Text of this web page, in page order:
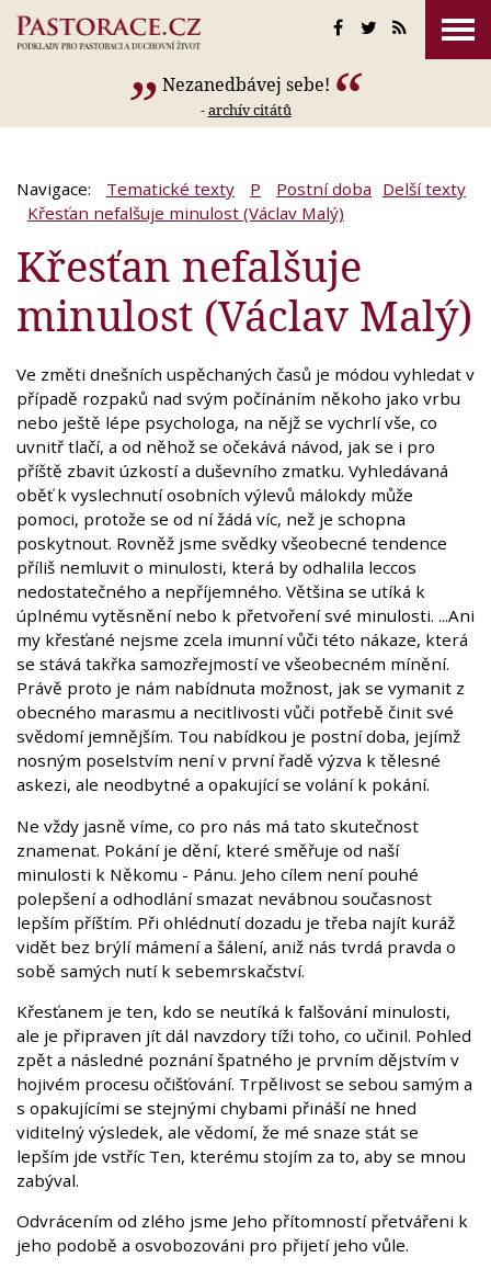
Nezanedbávej sebe!
-archív citátů
Navigace: Tematické texty P Postní doba Delší texty
Křesťan nefalšuje minulost (Václav Malý)
Křesťan nefalšuje
minulost (Václav Malý)
Ve změti dnešních uspěchaných časů je módou vyhledat v
případě rozpaků nad svým počínáním někoho jako vrbu
nebo ještě lépe psychologa, na nějž se vychrlí vše, co
uvnitř tlačí, a od něhož se očekává návod, jak se i pro
příště zbavit úzkostí a duševního zmatku. Vyhledávaná
oběť k vyslechnutí osobních výlevů málokdy může
pomoci, protože se od ní žádá víc, než je schopna
poskytnout. Rovněž jsme svědky všeobecné tendence
příliš nemluvit o minulosti, která by odhalila leccos
nedostatečného a nepříjemného. Většina se utíká k
úplnému vytěsnění nebo k přetvoření své minulosti. ...Ani
my křesťané nejsme zcela imunní vůči této nákaze, která
se stává takřka samozřejmostí ve všeobecném mínění.
Právě proto je nám nabídnuta možnost, jak se vymanit z
obecného marasmu a necitlivosti vůči potřebě činit své
svědomí jemnějším. Tou nabídkou je postní doba, jejímž
nosným poselstvím není v první řadě výzva k tělesné
askezi, ale neodbytné a opakující se volání k pokání.
Ne vždy jasně víme, co pro nás má tato skutečnost
znamenat. Pokání je dění, které směřuje od naší
minulosti k Někomu - Pánu. Jeho cílem není pouhé
polepšení a odhodlání smazat nevábnou současnost
lepším příštím. Při ohlédnutí dozadu je třeba najít kuráž
vidět bez brýlí mámení a šálení, aniž nás tvrdá pravda o
sobě samých nutí k sebemrskačství.
Křesťanem je ten, kdo se neutíká k falšování minulosti,
ale je připraven jít dál navzdory tíži toho, co učinil. Pohled
zpět a následné poznání špatného je prvním dějstvím v
hojivém procesu očišťování. Trpělivost se sebou samým a
s opakujícími se stejnými chybami přináší ne hned
viditelný výsledek, ale vědomí, že mé snaze stát se
lepším jde vstříc Ten, kterému stojím za to, aby se mnou
zabýval.
Odvrácením od zlého jsme Jeho přítomností přetvářeni k
jeho podobě a osvobozováni pro přijetí jeho vůle.